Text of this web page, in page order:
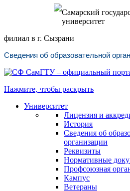
Самарский
университет
филиал в г. Сызрани
Сведения об образовательной
Нажмите, чтобы раскрыть
Университет
Лицензия и
История
Сведения об
организации
Реквизиты
Нормативные
Профсоюзная
Кампус
Ветераны